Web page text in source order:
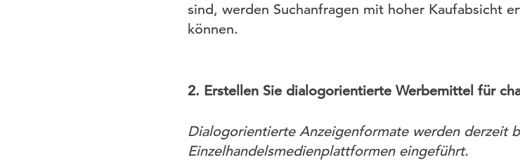
sind, werden Suchanfragen mit hoher Kaufabsicht
können.
2. Erstellen Sie dialogorientierte Werbemittel für
Dialogorientierte Anzeigenformate werden derzeit
Einzelhandelsmedienplattformen eingeführt.